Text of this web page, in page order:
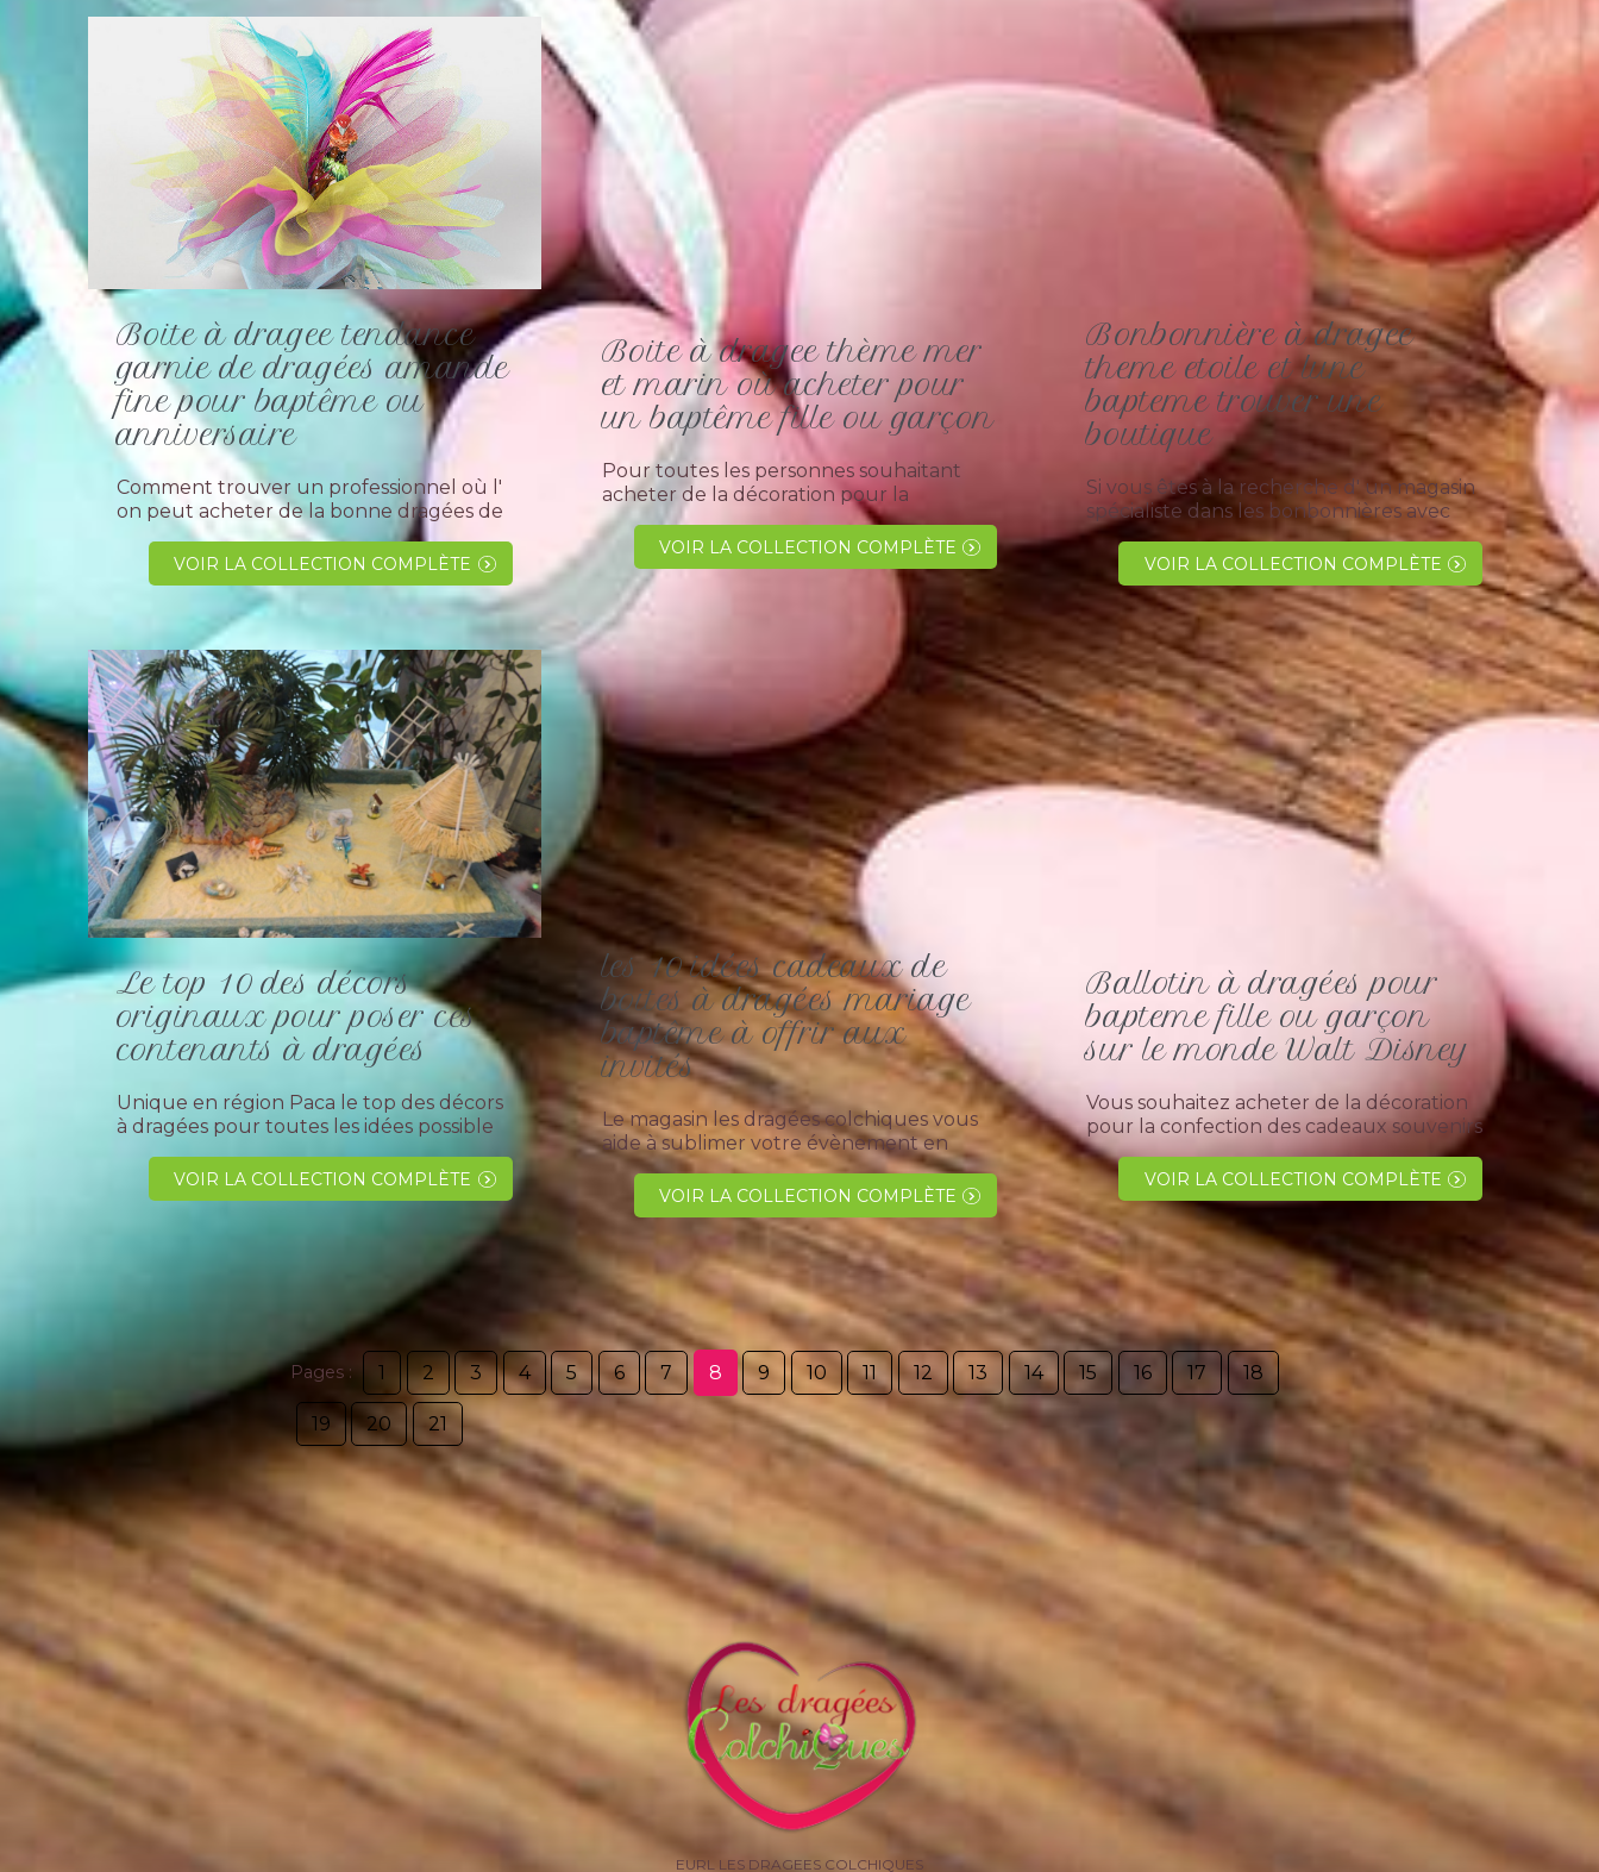
Boite à dragee tendance
garnie de dragées amande
fine pour baptême ou
anniversaire
Comment trouver un professionnel où l'
on peut acheter de la bonne dragées de
qualité amande fine italienne avola ou
chocolat saveur intense toutes couleurs.
Essayer la société "les dragées...
VOIR LA COLLECTION COMPLÈTE
Boite à dragee thème mer
et marin où acheter pour
un baptême fille ou garçon
Pour toutes les personnes souhaitant
acheter de la décoration pour la
réalisation de leurs boites à dragées à
offrir à ses invités pour la célébration d'
une fête familialle.Nous...
VOIR LA COLLECTION COMPLÈTE
Bonbonnière à dragee
theme etoile et lune
bapteme trouver une
boutique
Si vous êtes à la recherche d' un magasin
spécialiste dans les bonbonnières avec
dragées à offrir aux convives, il est
possible que nous pouvons vous
satisfaire. Le magasin "les dragées
colchiques"...
VOIR LA COLLECTION COMPLÈTE
Le top 10 des décors
originaux pour poser ces
contenants à dragées
Unique en région Paca le top des décors
à dragées pour toutes les idées possible
suivent vont vous donner le tournis !!!Le
magasin "les dragées...
VOIR LA COLLECTION COMPLÈTE
les 10 idées cadeaux de
boites à dragées mariage
baptême à offrir aux
invités
Le magasin les dragées colchiques vous
aide à sublimer votre évènement en
proposant un trés grand choix de
contenants à garnir de dragées pour un
bapteme, une communion ou un
mariage. Toujours avoir...
VOIR LA COLLECTION COMPLÈTE
Ballotin à dragées pour
bapteme fille ou garçon
sur le monde Walt Disney
Vous souhaitez acheter de la décoration
pour la confection des cadeaux souvenirs
à offrir à vos convives pour l' évènement
de votre enfant sur le thème Walt Disney
?Et bien vous venez de trouver !!! car...
VOIR LA COLLECTION COMPLÈTE
Pages : 1 2 3 4 5 6 7 8 9 10 11 12 13 14 15 16 17 18
19 20 21
EURL LES DRAGEES COLCHIQUES